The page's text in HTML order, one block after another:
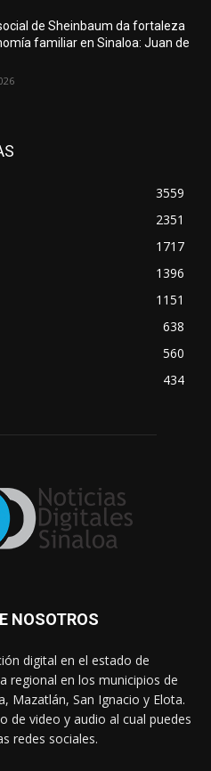
de Sheinbaum da fortaleza
familiar en Sinaloa: Juan de
3559
2351
1717
1396
1151
638
560
434
NOSOTROS
digital en el estado de
regional en los municipios de
Mazatlán, San Ignacio y Elota.
de video y audio al cual puedes
redes sociales.